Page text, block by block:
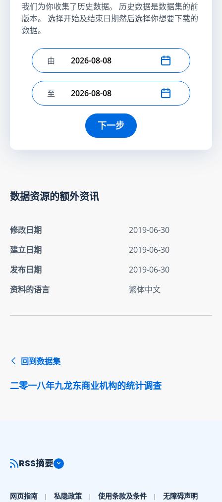
我们为你收集了历史数据。 历史数据是数据集的前
版本。 选择开始及结束日期然后选择你想要下载的
数据。
选择开始日期
由
选择结束日期
至
下一步
数据资源的额外资讯
修改日期
2019-06-30
建立日期
2019-06-30
发布日期
2019-06-30
资料的语言
繁体中文
回到数据集
二零一八年九龙东商业机构的统计调查
RSS摘要
网页指南 私隐政策 使用条款及条件 无障碍声明